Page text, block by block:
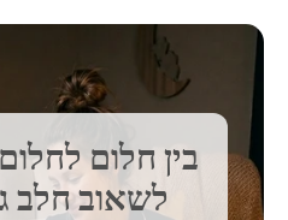
בין חלום
לשאוב חלב